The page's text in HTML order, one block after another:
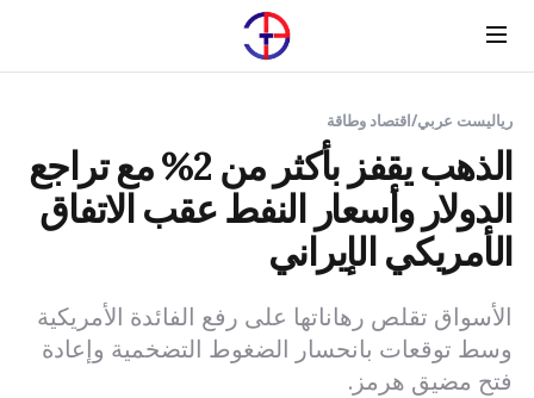
Menu
رياليست عربي/اقتصاد وطاقة
الذهب يقفز بأكثر من 2% مع تراجع
الدولار وأسعار النفط عقب الاتفاق
الأمريكي الإيراني
الأسواق تقلص رهاناتها على رفع الفائدة الأمريكية
وسط توقعات بانحسار الضغوط التضخمية وإعادة
فتح مضيق هرمز.